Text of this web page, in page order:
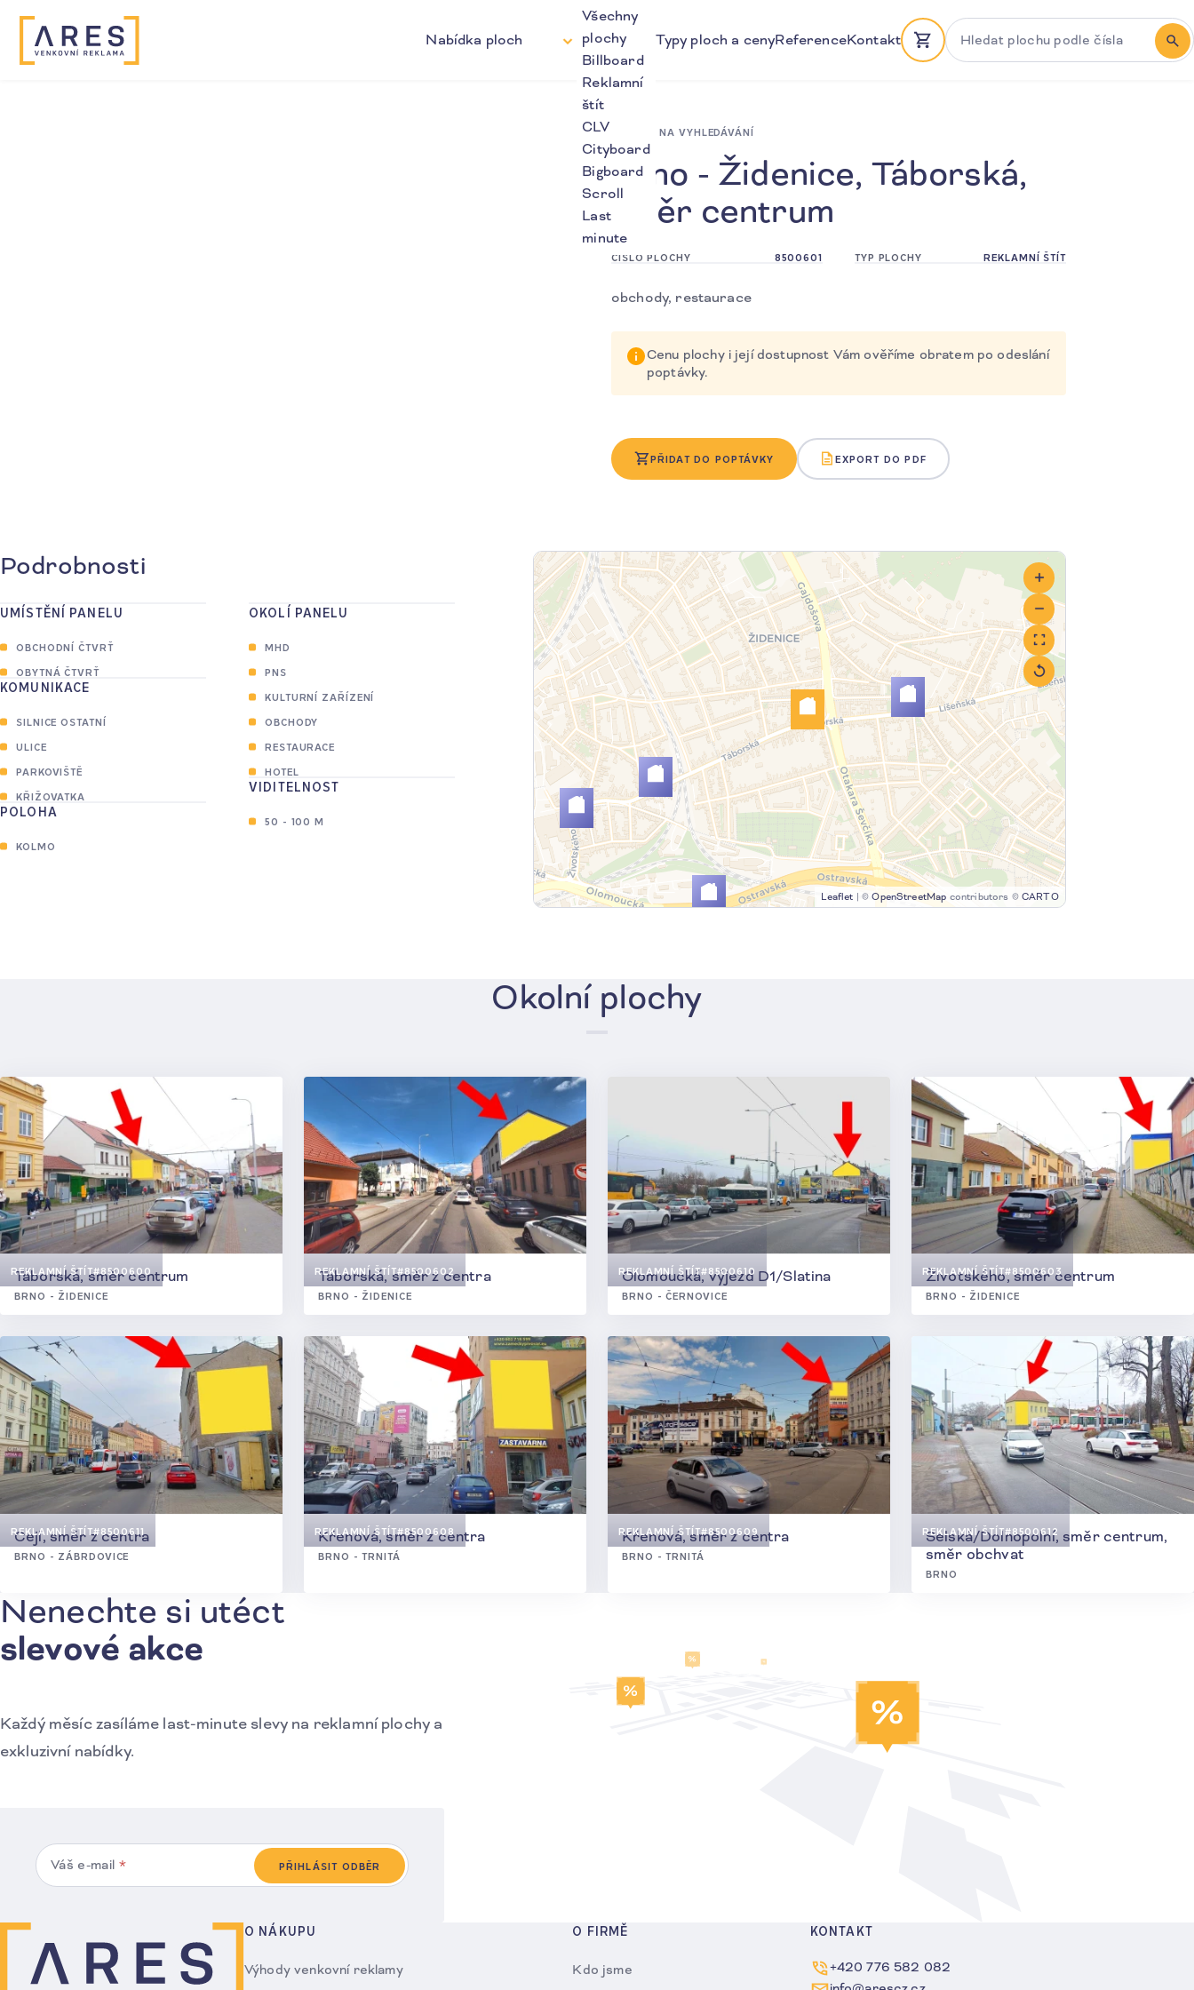
Nabídka ploch
Všechny
plochy
Billboard
Reklamní
štít
CLV
Cityboard
Bigboard
Scroll
Last
minute
Typy ploch a cenyReferenceKontakt
ZPĚT NA VYHLEDÁVÁNÍ
Brno - Židenice, Táborská,
směr centrum
ČÍSLO PLOCHY 8500601 TYP PLOCHY REKLAMNÍ ŠTÍT
obchody, restaurace
Cenu plochy i její dostupnost Vám ověříme obratem po odeslání
poptávky.
PŘIDAT DO POPTÁVKY EXPORT DO PDF
Podrobnosti
UMÍSTĚNÍ PANELU
OBCHODNÍ ČTVRŤ
OBYTNÁ ČTVRŤ
KOMUNIKACE
SILNICE OSTATNÍ
ULICE
PARKOVIŠTĚ
KŘIŽOVATKA
POLOHA
KOLMO
OKOLÍ PANELU
MHD
PNS
KULTURNÍ ZAŘÍZENÍ
OBCHODY
RESTAURACE
HOTEL
VIDITELNOST
50 - 100 M
Leaflet | ©OpenStreetMap contributors © CARTO
Okolní plochy
REKLAMNÍ ŠTÍT#8500600
Táborská, směr centrum
BRNO - ŽIDENICE
REKLAMNÍ ŠTÍT#8500602
Táborská, směr z centra
BRNO - ŽIDENICE
REKLAMNÍ ŠTÍT#8500610
Olomoucká, výjezd D1/Slatina
BRNO - ČERNOVICE
REKLAMNÍ ŠTÍT#8500603
Životského, směr centrum
BRNO - ŽIDENICE
REKLAMNÍ ŠTÍT#8500611
Cejl, směr z centra
BRNO - ZÁBRDOVICE
REKLAMNÍ ŠTÍT#8500608
Křenová, směr z centra
BRNO - TRNITÁ
REKLAMNÍ ŠTÍT#8500609
Křenová, směr z centra
BRNO - TRNITÁ
REKLAMNÍ ŠTÍT#8500612
Selská/Dolnopolní, směr centrum,
směr obchvat
BRNO
Přihlášení k odběru novinek
Nenechte si utéct
slevové akce
Každý měsíc zasíláme last-minute slevy na reklamní plochy a
exkluzivní nabídky.
Váš e-mail * PŘIHLÁSIT ODBĚR
O NÁKUPU
Výhody venkovní reklamy
O FIRMĚ
Kdo jsme
KONTAKT
+420 776 582 082